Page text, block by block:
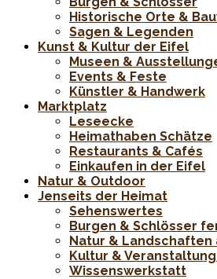
Historische Orte &
Sagen & Legenden
Kunst & Kultur der Eifel
Museen &
Events & Feste
Künstler & Handwerk
Marktplatz
Leseecke
Heimathaben Schätze
Restaurants & Cafés
Einkaufen in der Eifel
Natur & Outdoor
Jenseits der Heimat
Sehenswertes
Burgen & Schlösser
Natur & Landschaften
Kultur &
Wissenswerkstatt